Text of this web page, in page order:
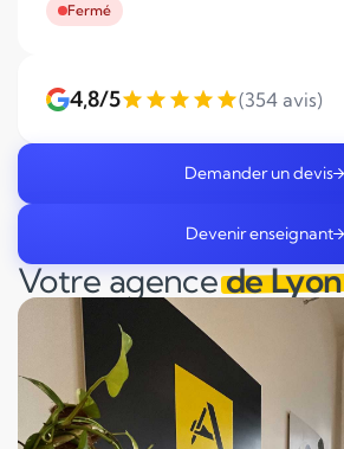
Votre agencede Lyon
Fermé
4,8/5 (354 avis)
Demander un devis
Devenir enseignant